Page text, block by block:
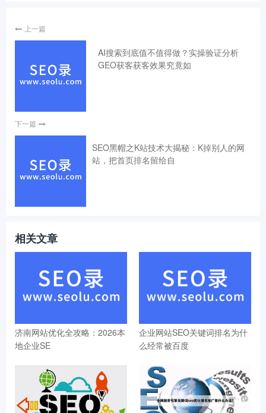
上一篇
AI搜索到底值不值得做？实操验证分析
GEO获客获客效果究竟如
下一篇
SEO黑帽之K站技术大揭秘：K掉别人的网
站，把首页排名留给自
相关文章
济南网站优化全攻略：2026本
地企业SE
企业网站SEO关键词排名为什
么经常被百度